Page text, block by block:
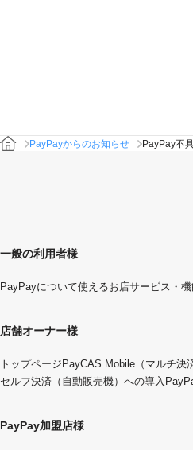
PayPayからのお知らせ PayPay不
一般の利用者様
PayPayについて使えるお店サービス・
店舗オーナー様
トップページ PayCAS Mobile（マルチ決
セルフ決済（自動販売機）への導入
PayPay加盟店様